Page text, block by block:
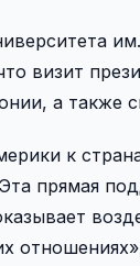
визит
а также
к
прямая